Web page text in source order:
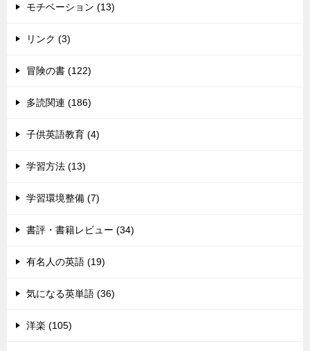
モチベーション (13)
リンク (3)
冒険の書 (122)
多読関連 (186)
子供英語教育 (4)
学習方法 (13)
学習環境整備 (7)
書評・書籍レビュー (34)
有名人の英語 (19)
気になる英単語 (36)
洋楽 (105)